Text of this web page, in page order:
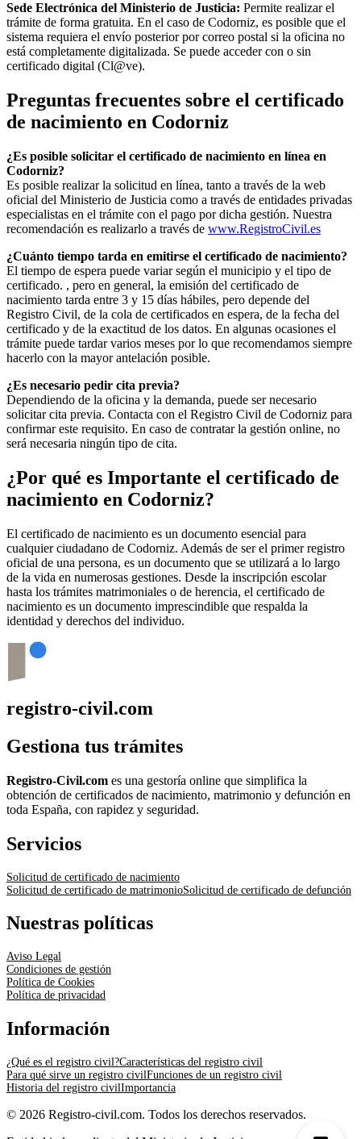
Sede Electrónica del Ministerio de Justicia: Permite realizar el
trámite de forma gratuita. En el caso de Codorniz, es posible que el
sistema requiera el envío posterior por correo postal si la oficina no
está completamente digitalizada. Se puede acceder con o sin
certificado digital (Cl@ve).
Preguntas frecuentes sobre el certificado
de nacimiento en Codorniz
¿Es posible solicitar el certificado de nacimiento en línea en
Codorniz?
Es posible realizar la solicitud en línea, tanto a través de la web
oficial del Ministerio de Justicia como a través de entidades privadas
especialistas en el trámite con el pago por dicha gestión. Nuestra
recomendación es realizarlo a través de www.RegistroCivil.es
¿Cuánto tiempo tarda en emitirse el certificado de nacimiento?
El tiempo de espera puede variar según el municipio y el tipo de
certificado. , pero en general, la emisión del certificado de
nacimiento tarda entre 3 y 15 días hábiles, pero depende del
Registro Civil, de la cola de certificados en espera, de la fecha del
certificado y de la exactitud de los datos. En algunas ocasiones el
trámite puede tardar varios meses por lo que recomendamos siempre
hacerlo con la mayor antelación posible.
¿Es necesario pedir cita previa?
Dependiendo de la oficina y la demanda, puede ser necesario
solicitar cita previa. Contacta con el Registro Civil de Codorniz para
confirmar este requisito. En caso de contratar la gestión online, no
será necesaria ningún tipo de cita.
¿Por qué es Importante el certificado de
nacimiento en Codorniz?
El certificado de nacimiento es un documento esencial para
cualquier ciudadano de Codorniz. Además de ser el primer registro
oficial de una persona, es un documento que se utilizará a lo largo
de la vida en numerosas gestiones. Desde la inscripción escolar
hasta los trámites matrimoniales o de herencia, el certificado de
nacimiento es un documento imprescindible que respalda la
identidad y derechos del individuo.
registro-civil.com
Gestiona tus trámites
Registro-Civil.com es una gestoría online que simplifica la
obtención de certificados de nacimiento, matrimonio y defunción en
toda España, con rapidez y seguridad.
Servicios
Solicitud de certificado de nacimiento
Solicitud de certificado de matrimonioSolicitud de certificado de defunción
Nuestras políticas
Aviso Legal
Condiciones de gestión
Política de Cookies
Política de privacidad
Información
¿Qué es el registro civil?Características del registro civil
Para qué sirve un registro civilFunciones de un registro civil
Historia del registro civilImportancia
© 2026 Registro-civil.com. Todos los derechos reservados.